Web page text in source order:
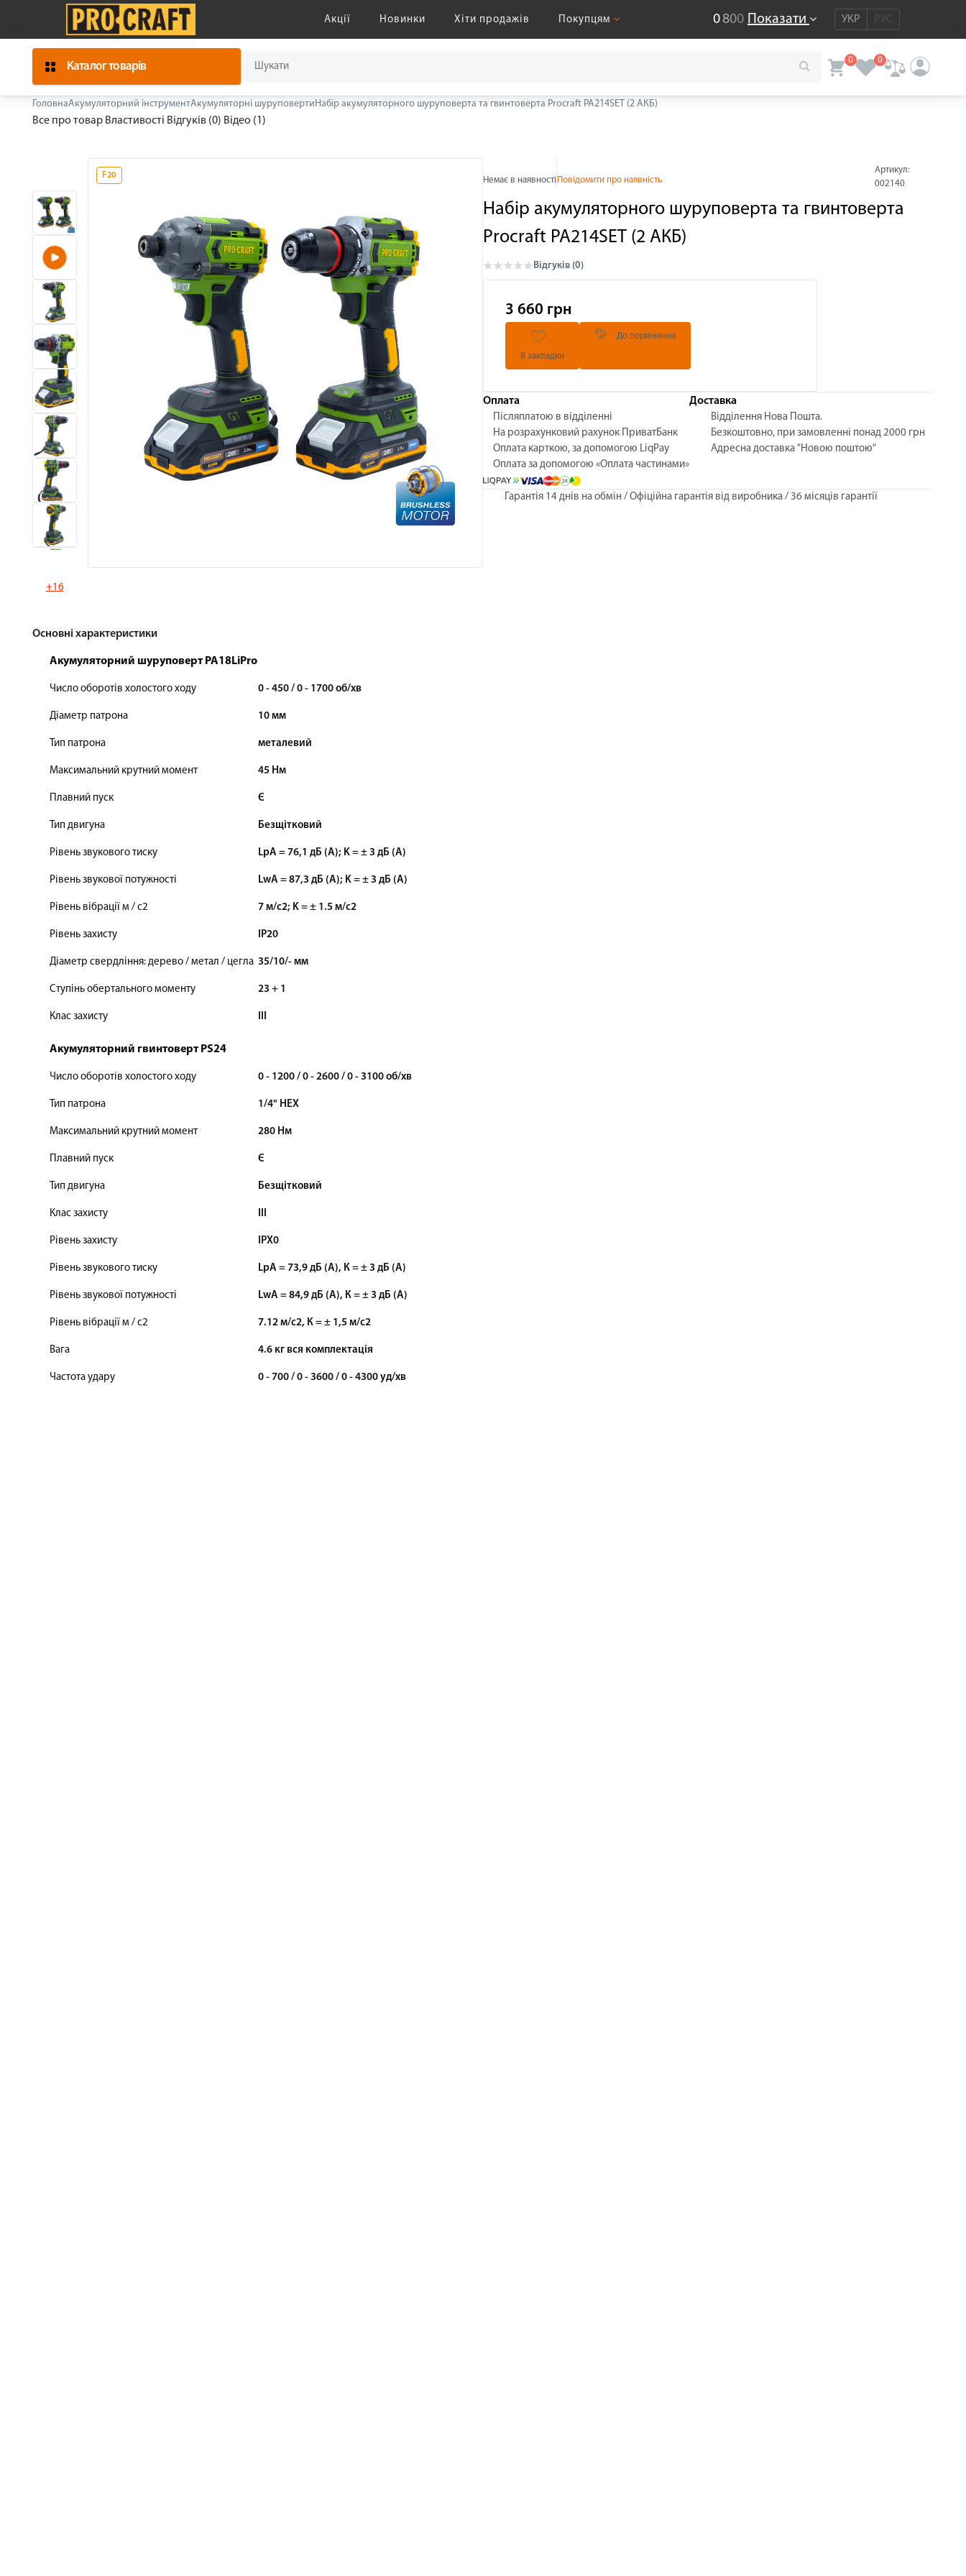
Акції Новинки Хіти продажів Покупцям 0800 Показати УКР РУС
Каталог товарів
0 0
ГоловнаАкумуляторний інструментАкумуляторні шуруповертиНабір акумуляторного шуруповерта та гвинтоверта Procraft PA214SET (2 АКБ)
Все про товар Властивості Відгуків (0) Відео (1)
+16
F20
Основні характеристики
Акумуляторний шуруповерт PA18LiPro
Число оборотів холостого ходу 0 - 450 / 0 - 1700 об/хв
Діаметр патрона 10 мм
Тип патрона металевий
Максимальний крутний момент 45 Нм
Плавний пуск Є
Тип двигуна Безщітковий
Рівень звукового тиску LpA = 76,1 дБ (А); K = ± 3 дБ (А)
Рівень звукової потужності LwA = 87,3 дБ (А); K = ± 3 дБ (А)
Рівень вібрації м / с2 7 м/с2; K = ± 1.5 м/с2
Рівень захисту IP20
Діаметр свердління: дерево / метал / цегла 35/10/- мм
Ступінь обертального моменту 23 + 1
Клас захисту III
Акумуляторний гвинтоверт PS24
Число оборотів холостого ходу 0 - 1200 / 0 - 2600 / 0 - 3100 об/хв
Тип патрона 1/4" HEX
Максимальний крутний момент 280 Нм
Плавний пуск Є
Тип двигуна Безщітковий
Клас захисту III
Рівень захисту IPX0
Рівень звукового тиску LpA = 73,9 дБ (А), К = ± 3 дБ (А)
Рівень звукової потужності LwA = 84,9 дБ (А), К = ± 3 дБ (А)
Рівень вібрації м / с2 7.12 м/с2, К = ± 1,5 м/с2
Вага 4.6 кг вся комплектація
Частота удару 0 - 700 / 0 - 3600 / 0 - 4300 уд/хв
Немає в наявності Повідомити про наявність
Артикул:
002140
Набір акумуляторного шуруповерта та гвинтоверта
Procraft PA214SET (2 АКБ)
Відгуків (0)
3 660 грн
В закладки
До порівняння
Оплата
Післяплатою в відділенні
На розрахунковий рахунок ПриватБанк
Оплата карткою, за допомогою LiqPay
Оплата за допомогою «Оплата частинами»
Доставка
Відділення Нова Пошта.
Безкоштовно, при замовленні понад 2000 грн
Адресна доставка "Новою поштою"
Гарантія 14 днів на обмін / Офіційна гарантія від виробника / 36 місяців гарантії